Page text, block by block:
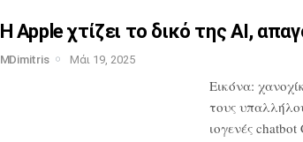
Η Apple χτίζει το δικό της AI,
MDimitris Μάι 19, 2025
Εικόνα:
τους
ιογενέςchatbot